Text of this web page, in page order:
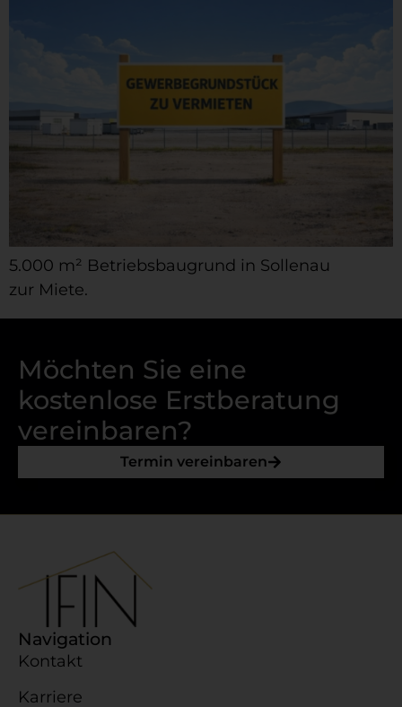
5.000 m² Betriebsbaugrund in Sollenau
zur Miete.
Möchten Sie eine
kostenlose Erstberatung
vereinbaren?
Termin vereinbaren
Navigation
Kontakt
Karriere